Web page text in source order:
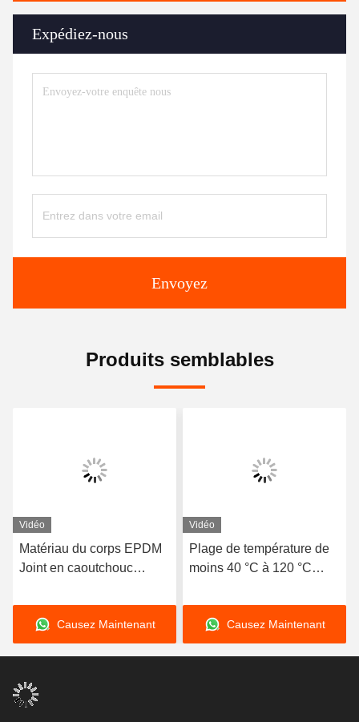
Expédiez-nous
Envoyez
Produits semblables
Vidéo
Matériau du corps EPDM
Joint en caoutchouc
conçu avec des extrémités
en bride assurant
l'étanchéité et la flexibilité
transport de fluides
Causez Maintenant
Vidéo
Plage de température de
moins 40 °C à 120 °C
en caoutchouc flexible
Longue durée de vie
Causez Maintenant